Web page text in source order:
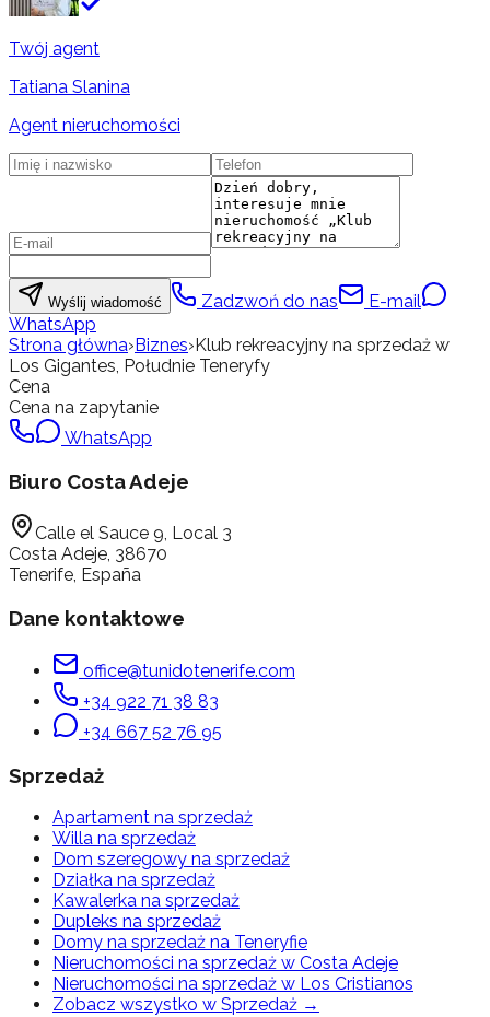
Twój agent
Tatiana Slanina
Agent nieruchomości
Wyślij wiadomość Zadzwoń do nas
E-mail
WhatsApp
Strona główna›Biznes›Klub rekreacyjny na sprzedaż w
Los Gigantes, Południe Teneryfy
Cena
Cena na zapytanie
WhatsApp
Biuro Costa Adeje
Calle el Sauce 9, Local 3
Costa Adeje, 38670
Tenerife, España
Dane kontaktowe
office@tunidotenerife.com
+34 922 71 38 83
+34 667 52 76 95
Sprzedaż
Apartament na sprzedaż
Willa na sprzedaż
Dom szeregowy na sprzedaż
Działka na sprzedaż
Kawalerka na sprzedaż
Dupleks na sprzedaż
Domy na sprzedaż na Teneryfie
Nieruchomości na sprzedaż w Costa Adeje
Nieruchomości na sprzedaż w Los Cristianos
Zobacz wszystko w Sprzedaż →